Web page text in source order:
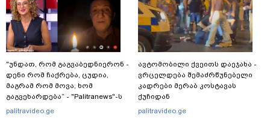
"უნდათ, რომ გაგვაბედნიერონ -
დენი რომ ჩაქრება, ცუდია,
მაგრამ რომ მოვა, ხომ
გაგვეხარდება“ - "Palitranews"-ს
პირდეპირ ეთერში გია
palitravideo.ge
ავტომობილი ქვეითს დაეჯახა -
ვრცელდება შემაძრწუნებელი
კადრები მერაბ კოსტავას
ქუჩიდან
palitravideo.ge